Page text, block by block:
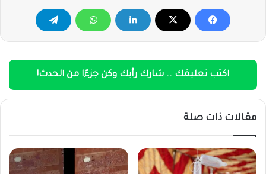
اكتب تعليقك .. شارك رأيك وكن جزءًا من الحدث!
مقالات ذات صلة